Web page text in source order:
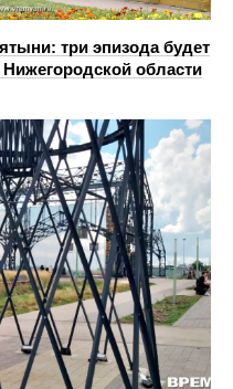
три эпизода будет
области